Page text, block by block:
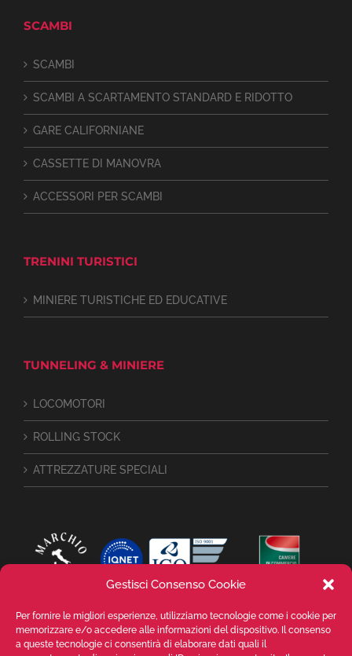
Gestisci Consenso Cookie
Per fornire le migliori esperienze, utilizziamo tecnologie come i cookie per
memorizzare e/o accedere alle informazioni del dispositivo. Il consenso
a queste tecnologie ci consentirà di elaborare dati quali il
SCAMBI
SCAMBI
SCAMBI A SCARTAMENTO STANDARD E RIDOTTO
GARE CALIFORNIANE
CASSETTE DI MANOVRA
ACCESSORI PER SCAMBI
TRENINI TURISTICI
MINIERE TURISTICHE ED EDUCATIVE
TUNNELING & MINIERE
LOCOMOTORI
ROLLING STOCK
ATTREZZATURE SPECIALI